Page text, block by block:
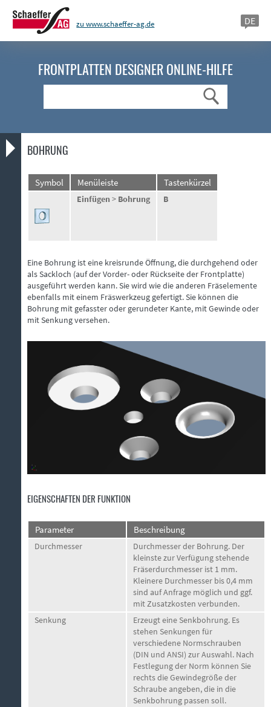
zu www.schaeffer-ag.de DE
FRONTPLATTEN DESIGNERONLINE-HILFE
BOHRUNG
Symbol Menüleiste Tastenkürzel
Einfügen > Bohrung B
Eine Bohrung ist eine kreisrunde Öffnung, die durchgehend oder
als Sackloch (auf der Vorder- oder Rückseite der Frontplatte)
ausgeführt werden kann. Sie wird wie die anderen Fräselemente
ebenfalls mit einem Fräswerkzeug gefertigt. Sie können die
Bohrung mit gefasster oder gerundeter Kante, mit Gewinde oder
mit Senkung versehen.
EIGENSCHAFTEN DER FUNKTION
Parameter Beschreibung
Durchmesser
Durchmesser der Bohrung. Der
kleinste zur Verfügung stehende
Fräserdurchmesser ist 1 mm.
Kleinere Durchmesser bis 0,4 mm
sind auf Anfrage möglich und ggf.
mit Zusatzkosten verbunden.
Senkung
Erzeugt eine Senkbohrung. Es
stehen Senkungen für
verschiedene Normschrauben
(DIN und ANSI) zur Auswahl. Nach
Festlegung der Norm können Sie
rechts die Gewindegröße der
Schraube angeben, die in die
Senkbohrung passen soll.